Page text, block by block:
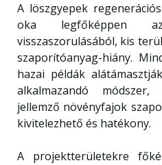
A löszgyepek
oka legfőképpen
visszaszorulásából, kis
szaporítóanyag-hiány.
hazai példák
alkalmazandó
jellemző növényfajok
kivitelezhető és hatékony.
A projektterületekre